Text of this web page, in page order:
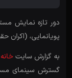
دور تازه نمایش
پویانمایی، (اکران حقیقت) از سه
به گزارش سایت
گسترش سینمای